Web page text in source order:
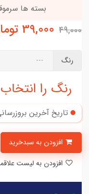
بسته ها
49,000
39,000
رنگ
رنگ را
تاریخ آخرین